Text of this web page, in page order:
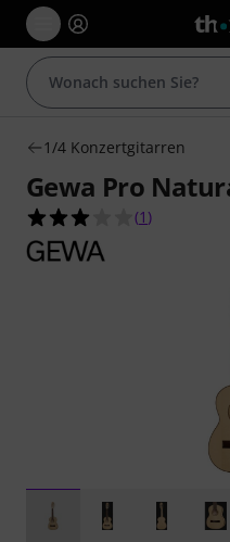
1/4 Konzertgitarren
Gewa Pro
3.0 von 5
(1 )